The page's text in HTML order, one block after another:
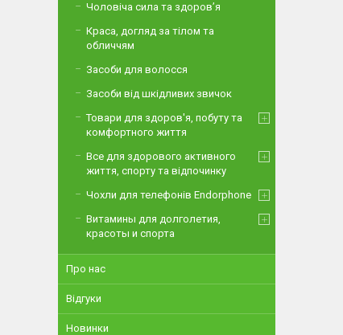
Чоловіча сила та здоров’я
Краса, догляд за тілом та
обличчям
Засоби для волосся
Засоби від шкідливих звичок
Товари для здоров'я, побуту та
комфортного життя
Все для здорового активного
життя, спорту та відпочинку
Чохли для телефонів Endorphone
Витамины для долголетия,
красоты и спорта
Про нас
Відгуки
Новинки